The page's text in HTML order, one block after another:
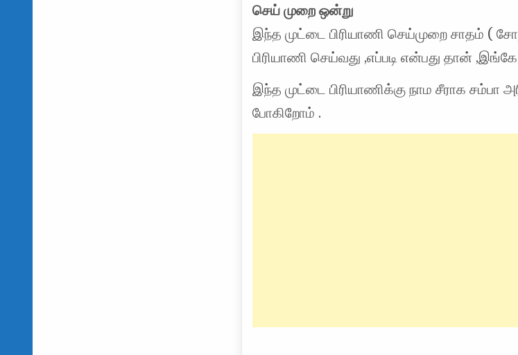
செய் முறை ஒன்று
இந்த முட்டை பிரியாணி செய்முறை சாதம் (
பிரியாணி செய்வது ,எப்படி என்பது தான்
இந்த முட்டை பிரியாணிக்கு நாம சீராக சம்பா
போகிறோம் .